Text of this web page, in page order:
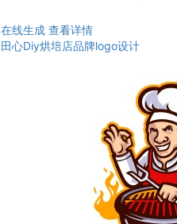
在线生成 查看详情
田心Diy烘培店品牌logo设计